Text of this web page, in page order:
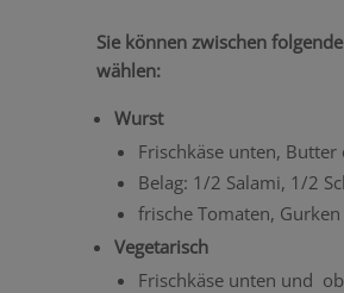
Sie können zwischen
wählen:
Wurst
Frischkäse unten, Butter
Belag: 1/2 Salami, 1/2
frische Tomaten,
Vegetarisch
Frischkäse unten und